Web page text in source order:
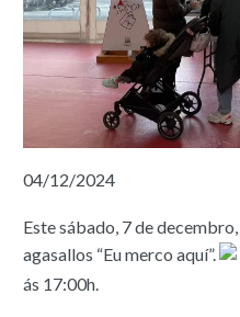
04/12/2024
Este sábado, 7 de
agasallos “Eu merco aquí”.
ás 17:00h.